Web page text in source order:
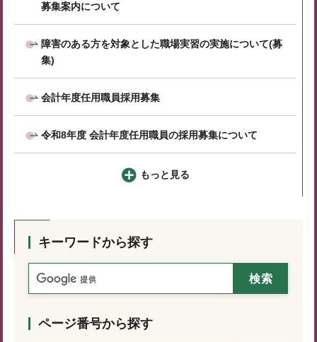
募集案内について
障害のある方を対象とした職場実習の実施について(募
集)
会計年度任用職員採用募集
令和8年度 会計年度任用職員の採用募集について
もっと見る
キーワードから探す
ページ番号から探す